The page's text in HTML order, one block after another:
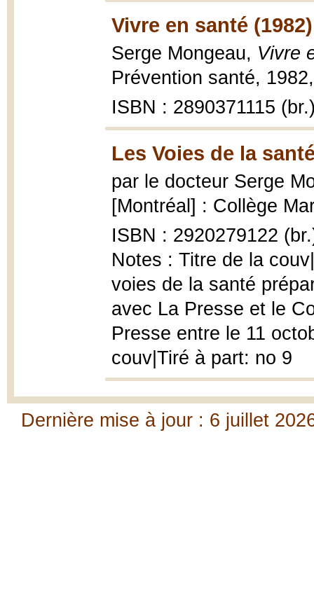
Vivre en santé (1982)
Serge Mongeau, Vivre
Prévention santé,
ISBN : 2890371115
Les Voies de la
par le docteur Serge
[Montréal] : Collège
ISBN : 2920279122
Notes : Titre de la
voies de la santé
avec La Presse et le
Presse entre le 11
couv|Tiré à part: no 9
Dernière mise à jour : 6 juillet